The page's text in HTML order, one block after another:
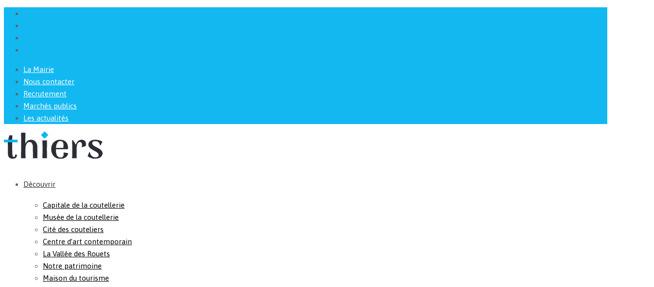
La Mairie
Nous contacter
Recrutement
Marchés publics
Les actualités
Découvrir
Capitale de la coutellerie
Musée de la coutellerie
Cité des couteliers
Centre d’art contemporain
La Vallée des Rouets
Notre patrimoine
Maison du tourisme